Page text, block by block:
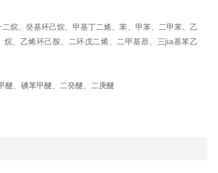
烷、癸基环己烷、甲基丁二烯、苯、甲苯、二甲苯、乙
、乙烯环己胺、二环戊二烯、二甲基萘、三jia基苯乙
、碘苯甲醚、二癸醚、
二 庚醚